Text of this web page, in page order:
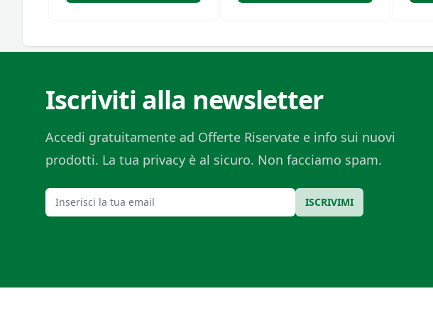
Iscriviti alla newsletter
Accedi gratuitamente ad Offerte Riservate e info sui nuovi
prodotti. La tua privacy è al sicuro. Non facciamo spam.
Email ISCRIVIMI